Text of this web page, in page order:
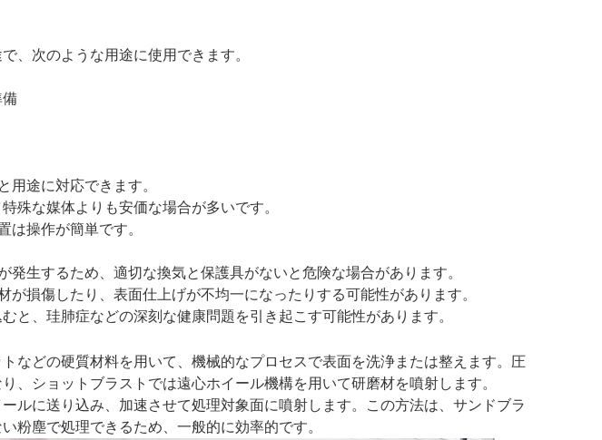
、次のような用途に使用できます。
途に対応できます。
殊な媒体よりも安価な場合が多いです。
操作が簡単です。
生するため、適切な換気と保護具がないと危険な場合があります。
損傷したり、表面仕上げが不均一になったりする可能性があります。
と、珪肺症などの深刻な健康問題を引き起こす可能性があります。
などの硬質材料を用いて、機械的なプロセスで表面を洗浄または整えます。圧
、ショットブラストでは遠心ホイール機構を用いて研磨材を噴射します。
ルに送り込み、加速させて処理対象面に噴射します。この方法は、サンドブラ
粉塵で処理できるため、一般的に効率的です。